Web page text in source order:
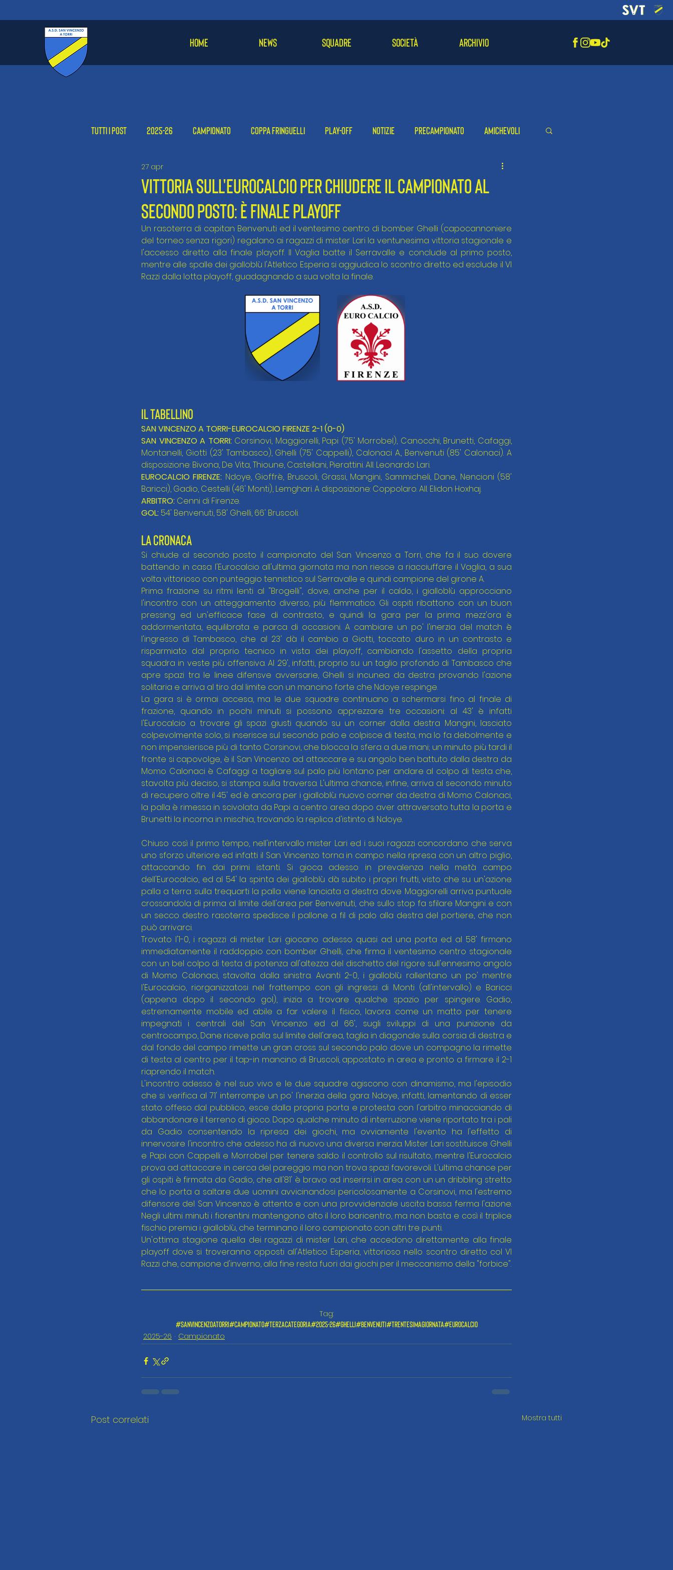
HOME NEWS SQUADRE SOCIETÀ ARCHIVIO
Tutti i post 2025-26 Campionato Coppa Fringuelli Play-off Notizie Precampionato Amichevoli
Femminile
VITTORIA SULL'EUROCALCIO PER CHIUDERE IL CAMPIONATO AL
SECONDO POSTO: È FINALE PLAYOFF
27 apr
Un rasoterra di capitan Benvenuti ed il ventesimo centro di bomber Ghelli (capocannoniere
del torneo senza rigori) regalano ai ragazzi di mister Lari la ventunesima vittoria stagionale e
l'accesso diretto alla finale playoff. Il Vaglia batte il Serravalle e conclude al primo posto,
mentre alle spalle dei gialloblù l'Atletico Esperia si aggiudica lo scontro diretto ed esclude il VI
Razzi dalla lotta playoff, guadagnando a sua volta la finale.
IL TABELLINO
SAN VINCENZO A TORRI-EUROCALCIO FIRENZE 2-1 (0-0)
SAN VINCENZO A TORRI: Corsinovi, Maggiorelli, Papi (75' Morrobel), Canocchi, Brunetti, Cafaggi,
Montanelli, Giotti (23' Tambasco), Ghelli (75' Cappelli), Calonaci A., Benvenuti (85' Calonaci). A
disposizione: Bivona, De Vita, Thioune, Castellani, Pierattini. All. Leonardo Lari.
EUROCALCIO FIRENZE: Ndoye, Gioffrè, Bruscoli, Grassi, Mangini, Sammicheli, Dane, Nencioni (58'
Baricci), Gadio, Cestelli (46' Monti), Lemghari. A disposizione: Coppolaro. All. Elidon Hoxhaj.
ARBITRO: Cenni di Firenze.
GOL: 54' Benvenuti, 58' Ghelli, 66' Bruscoli.
LA CRONACA
Si chiude al secondo posto il campionato del San Vincenzo a Torri, che fa il suo dovere
battendo in casa l'Eurocalcio all'ultima giornata ma non riesce a riacciuffare il Vaglia, a sua
volta vittorioso con punteggio tennistico sul Serravalle e quindi campione del girone A.
Prima frazione su ritmi lenti al "Brogelli", dove, anche per il caldo, i gialloblù approcciano
l'incontro con un atteggiamento diverso, più flemmatico. Gli ospiti ribattono con un buon
pressing ed un'efficace fase di contrasto, e quindi la gara per la prima mezz'ora è
addormentata, equilibrata e parca di occasioni. A cambiare un po' l'inerzia del match è
l'ingresso di Tambasco, che al 23' dà il cambio a Giotti, toccato duro in un contrasto e
risparmiato dal proprio tecnico in vista dei playoff, cambiando l'assetto della propria
squadra in veste più offensiva. Al 29', infatti, proprio su un taglio profondo di Tambasco che
apre spazi tra le linee difensve avversarie, Ghelli si incunea da destra provando l'azione
solitaria e arriva al tiro dal limite con un mancino forte che Ndoye respinge.
La gara si è ormai accesa, ma le due squadre continuano a schermarsi fino al finale di
frazione, quando in pochi minuti si possono apprezzare tre occasioni: al 43' è infatti
l'Eurocalcio a trovare gli spazi giusti quando su un corner dalla destra Mangini, lasciato
colpevolmente solo, si inserisce sul secondo palo e colpisce di testa, ma lo fa debolmente e
non impensierisce più di tanto Corsinovi, che blocca la sfera a due mani; un minuto più tardi il
fronte si capovolge, è il San Vincenzo ad attaccare e su angolo ben battuto dalla destra da
Momo Calonaci è Cafaggi a tagliare sul palo più lontano per andare al colpo di testa che,
stavolta più deciso, si stampa sulla traversa. L'ultima chance, infine, arriva al secondo minuto
di recupero oltre il 45' ed è ancora per i gialloblù: nuovo corner da destra di Momo Calonaci,
la palla è rimessa in scivolata da Papi a centro area dopo aver attraversato tutta la porta e
Brunetti la incorna in mischia, trovando la replica d'istinto di Ndoye.
Chiuso così il primo tempo, nell'intervallo mister Lari ed i suoi ragazzi concordano che serva
uno sforzo ulteriore ed infatti il San Vincenzo torna in campo nella ripresa con un altro piglio,
attaccando fin dai primi istanti. Si gioca adesso in prevalenza nella metà campo
dell'Eurocalcio, ed al 54' la spinta dei gialloblù dà subito i propri frutti, visto che su un'azione
palla a terra sulla trequarti la palla viene lanciata a destra dove Maggiorelli arriva puntuale
crossandola di prima al limite dell'area per Benvenuti, che sullo stop fa sfilare Mangini e con
un secco destro rasoterra spedisce il pallone a fil di palo alla destra del portiere, che non
può arrivarci.
Trovato l'1-0, i ragazzi di mister Lari giocano adesso quasi ad una porta ed al 58' firmano
immediatamente il raddoppio con bomber Ghelli, che firma il ventesimo centro stagionale
con un bel colpo di testa di potenza all'altezza del dischetto del rigore sull'ennesimo angolo
di Momo Calonaci, stavolta dalla sinistra. Avanti 2-0, i gialloblù rallentano un po' mentre
l'Eurocalcio, riorganizzatosi nel frattempo con gli ingressi di Monti (all'intervallo) e Baricci
(appena dopo il secondo gol), inizia a trovare qualche spazio per spingere. Gadio,
estremamente mobile ed abile a far valere il fisico, lavora come un matto per tenere
impegnati i centrali del San Vincenzo ed al 66', sugli sviluppi di una punizione da
centrocampo, Dane riceve palla sul limite dell'area, taglia in diagonale sulla corsia di destra e
dal fondo del campo rimette un gran cross sul secondo palo dove un compagno la rimette
di testa al centro per il tap-in mancino di Bruscoli, appostato in area e pronto a firmare il 2-1
riaprendo il match.
L'incontro adesso è nel suo vivo e le due squadre agiscono con dinamismo, ma l'episodio
che si verifica al 71' interrompe un po' l'inerzia della gara: Ndoye, infatti, lamentando di esser
stato offeso dal pubblico, esce dalla propria porta e protesta con l'arbitro minacciando di
abbandonare il terreno di gioco. Dopo qualche minuto di interruzione viene riportato tra i pali
da Gadio consentendo la ripresa dei giochi, ma ovviamente l'evento ha l'effetto di
innervosire l'incontro che adesso ha di nuovo una diversa inerzia. Mister Lari sostituisce Ghelli
e Papi con Cappelli e Morrobel per tenere saldo il controllo sul risultato, mentre l'Eurocalcio
prova ad attaccare in cerca del pareggio ma non trova spazi favorevoli. L'ultima chance per
gli ospiti è firmata da Gadio, che all'81' è bravo ad inserirsi in area con un un dribbling stretto
che lo porta a saltare due uomini avvicinandosi pericolosamente a Corsinovi, ma l'estremo
difensore del San Vincenzo è attento e con una provvidenziale uscita bassa ferma l'azione.
Negli ultimi minuti i fiorentini mantengono alto il loro baricentro, ma non basta e così il triplice
fischio premia i gialloblù, che terminano il loro campionato con altri tre punti.
Un'ottima stagione quella dei ragazzi di mister Lari, che accedono direttamente alla finale
playoff dove si troveranno opposti all'Atletico Esperia, vittorioso nello scontro diretto col VI
Razzi che, campione d'inverno, alla fine resta fuori dai giochi per il meccanismo della "forbice".
Tag:
#sanvincenzoatorri#campionato#terzacategoria#2025-26#ghelli#benvenuti#trentesimagiornata#eurocalcio
2025-26 Campionato
Post correlati Mostra tutti